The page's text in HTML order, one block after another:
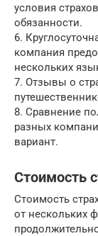
условия
обязанности.
6.
компания
нескольких
7. Отзывы о
8. Сравнение
разных
вариант.
Стоимость
Стоимость
от нескольких